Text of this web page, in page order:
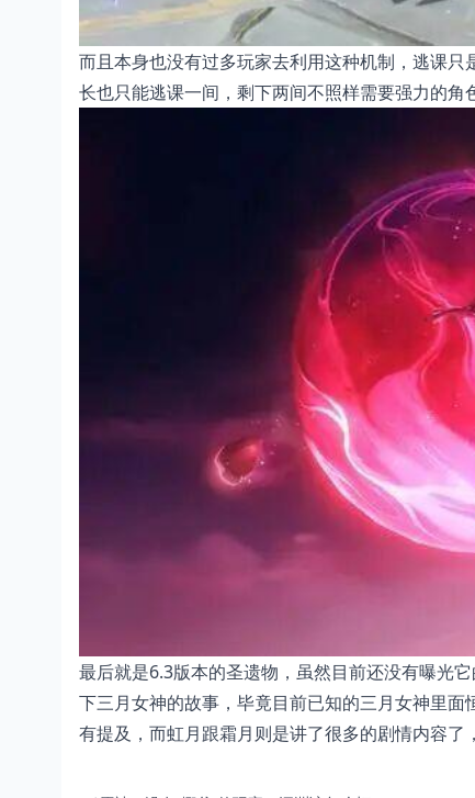
而且本身也没有过多玩家去利用这种机制，逃课
长也只能逃课一间，剩下两间不照样需要强力的角
最后就是6.3版本的圣遗物，虽然目前还没有曝光
下三月女神的故事，毕竟目前已知的三月女神里
有提及，而虹月跟霜月则是讲了很多的剧情内容了